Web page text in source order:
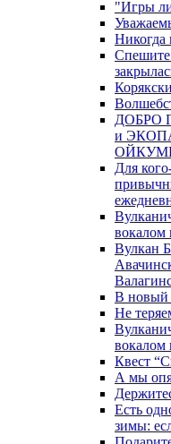
"Игры
Никогда
Спешите
ДОБРО
и
Для
Вулкан
В новый
Не
Квест
А мы
Есть
зимы: